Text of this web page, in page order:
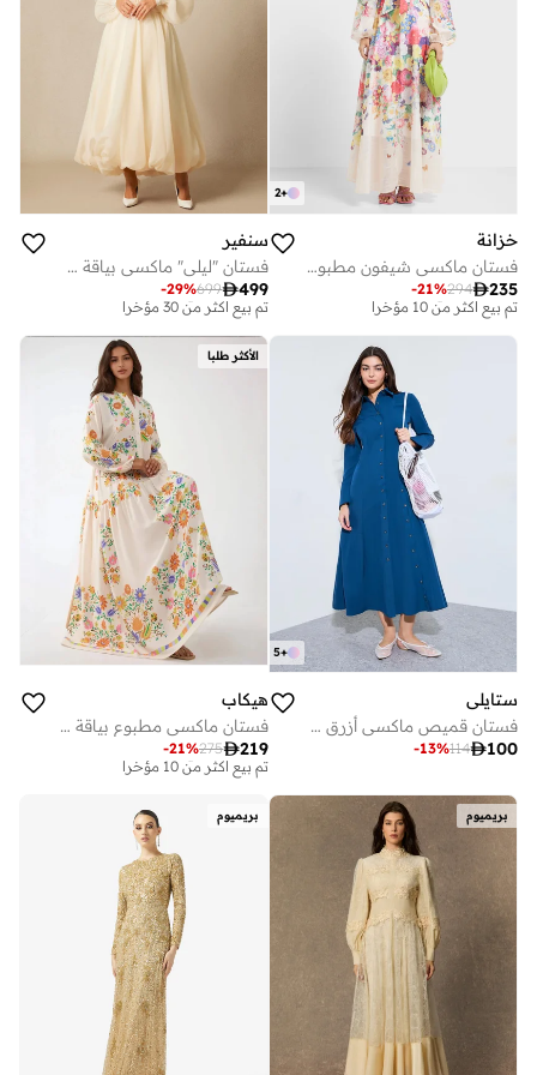
+
2
خزانة
فستان ماكسي شيفون مطبوع بالزهور
235
294
-21%
توصيل مجاني
سنفير
فستان "ليلي" ماكسي بياقة V عميقة وأكمام منتفخة
499
699
-29%
توصيل مجاني
توصيل مجاني
تم بيع أكثر من 30 مؤخرا
+
5
ستايلي
فستان قميص ماكسي أزرق بأزرار أمامية
100
114
-13%
الأكثر طلبا
هيكاب
فستان ماكسي مطبوع بياقة على شكل حرف وتفاصيل أزرار
219
275
-21%
توصيل مجاني
تم بيع أكثر من 10 مؤخرا
تم بيع أكثر من 10 مؤخرا
بريميوم بريميوم